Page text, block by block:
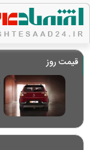
قیمت روز